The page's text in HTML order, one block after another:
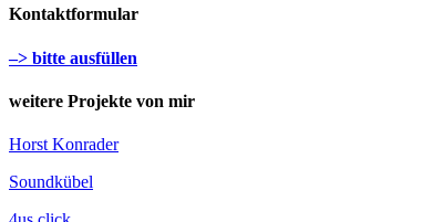
Kontaktformular
–> bitte ausfüllen
weitere Projekte von mir
Horst Konrader
Soundkübel